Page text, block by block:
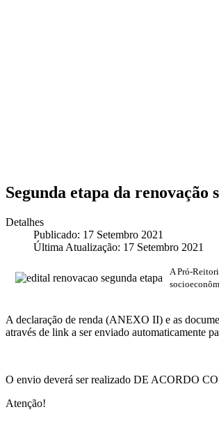
Segunda etapa da renovação
Detalhes
Publicado: 17 Setembro 2021
Última Atualização: 17 Setembro 2021
A Pró-
A declaração de renda (ANEXO II) e as
através de link a ser enviado automaticamente
O envio deverá ser realizado DE ACORDO
Atenção!